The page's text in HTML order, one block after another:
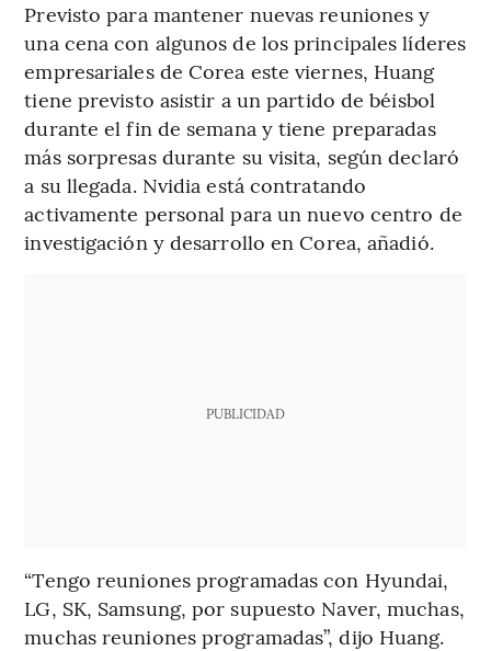
Previsto para mantener nuevas reuniones y
una cena con algunos de los principales líderes
empresariales de Corea este viernes, Huang
tiene previsto asistir a un partido de béisbol
durante el fin de semana y tiene preparadas
más sorpresas durante su visita, según declaró
a su llegada. Nvidia está contratando
activamente personal para un nuevo centro de
investigación y desarrollo en Corea, añadió.
PUBLICIDAD
“Tengo reuniones programadas con Hyundai,
LG, SK, Samsung, por supuesto Naver, muchas,
muchas reuniones programadas”, dijo Huang.